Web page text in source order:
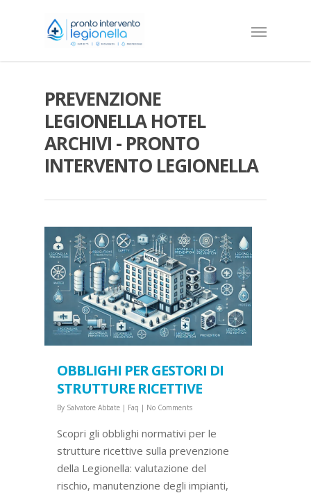
PREVENZIONE
LEGIONELLA HOTEL
ARCHIVI - PRONTO
INTERVENTO LEGIONELLA
OBBLIGHI PER GESTORI DI
STRUTTURE RICETTIVE
By Salvatore Abbate | Faq | No Comments
Scopri gli obblighi normativi per le
strutture ricettive sulla prevenzione
della Legionella: valutazione del
rischio, manutenzione degli impianti,